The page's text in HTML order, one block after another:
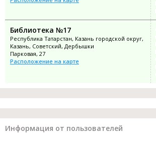
Библиотека №17
Республика Татарстан, Казань городской округ,
Казань, Советский, Дербышки
Парковая, 27
Расположение на карте
Информация от пользователей